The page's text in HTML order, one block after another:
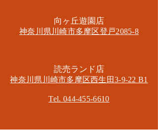
​向ヶ丘遊園店
神奈川県川崎市多摩区​登戸2085-8
​読売ランド店
神奈川県川崎市多摩区​西生田3-9-22 B1
Tel. 044-455-6610